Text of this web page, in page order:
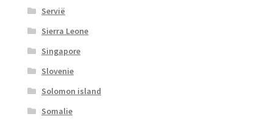
Servië
Sierra Leone
Singapore
Slovenie
Solomon island
Somalie